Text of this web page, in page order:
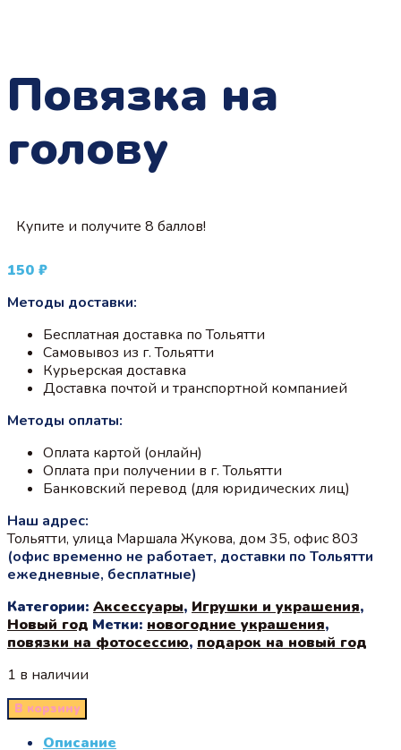
Повязка на
голову
Купите и получите 8 баллов!
150 ₽
Методы доставки:
Бесплатная доставка по Тольятти
Самовывоз из г. Тольятти
Курьерская доставка
Доставка почтой и транспортной компанией
Методы оплаты:
Оплата картой (онлайн)
Оплата при получении в г. Тольятти
Банковский перевод (для юридических лиц)
Наш адрес:
Тольятти, улица Маршала Жукова, дом 35, офис 803
(офис временно не работает, доставки по Тольятти
ежедневные, бесплатные)
Категории: Аксессуары, Игрушки и украшения,
Новый год Метки: новогодние украшения,
повязки на фотосессию, подарок на новый год
1 в наличии
В корзину
Описание